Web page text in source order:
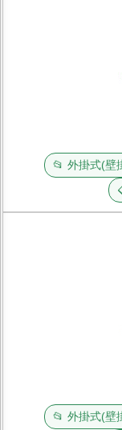
📂 外掛式(壁
📂 外掛式(壁